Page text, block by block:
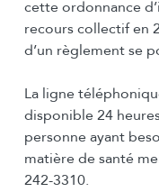
cette ordonnance
recours collectif en
d’un règlement se
La ligne
disponible 24
personne ayant
matière de santé
242-3310.